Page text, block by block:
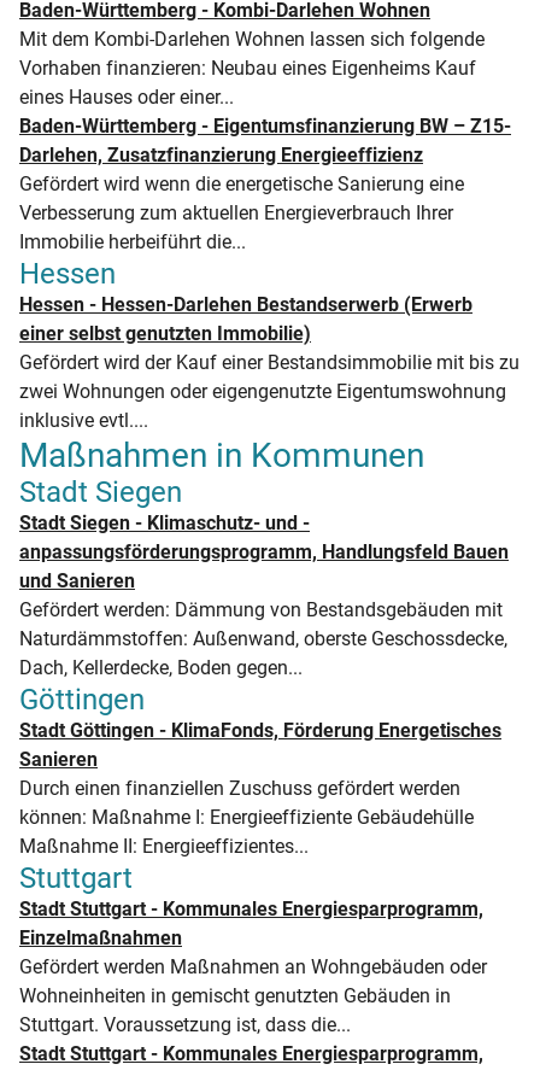
Baden-Württemberg - Kombi-Darlehen Wohnen
Mit dem Kombi-Darlehen Wohnen lassen sich folgende
Vorhaben finanzieren: Neubau eines Eigenheims Kauf
eines Hauses oder einer...
Baden-Württemberg - Eigentumsfinanzierung BW – Z15-
Darlehen, Zusatzfinanzierung Energieeffizienz
Gefördert wird wenn die energetische Sanierung eine
Verbesserung zum aktuellen Energieverbrauch Ihrer
Immobilie herbeiführt die...
Hessen
Hessen - Hessen-Darlehen Bestandserwerb (Erwerb
einer selbst genutzten Immobilie)
Gefördert wird der Kauf einer Bestandsimmobilie mit bis zu
zwei Wohnungen oder eigengenutzte Eigentumswohnung
inklusive evtl....
Maßnahmen in Kommunen
Stadt Siegen
Stadt Siegen - Klimaschutz- und -
anpassungsförderungsprogramm, Handlungsfeld Bauen
und Sanieren
Gefördert werden: Dämmung von Bestandsgebäuden mit
Naturdämmstoffen: Außenwand, oberste Geschossdecke,
Dach, Kellerdecke, Boden gegen...
Göttingen
Stadt Göttingen - KlimaFonds, Förderung Energetisches
Sanieren
Durch einen finanziellen Zuschuss gefördert werden
können: Maßnahme I: Energieeffiziente Gebäudehülle
Maßnahme II: Energieeffizientes...
Stuttgart
Stadt Stuttgart - Kommunales Energiesparprogramm,
Einzelmaßnahmen
Gefördert werden Maßnahmen an Wohngebäuden oder
Wohneinheiten in gemischt genutzten Gebäuden in
Stuttgart. Voraussetzung ist, dass die...
Stadt Stuttgart - Kommunales Energiesparprogramm,